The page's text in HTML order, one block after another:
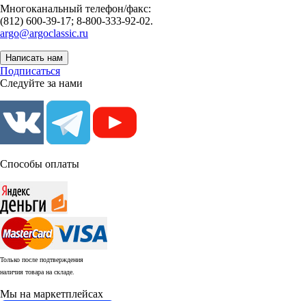
Многоканальный телефон/факс:
(812) 600-39-17; 8-800-333-92-02.
argo@argoclassic.ru
Написать нам
Подписаться
Следуйте за нами
Способы оплаты
Только после подтверждения
наличия товара на складе.
Мы на маркетплейсах